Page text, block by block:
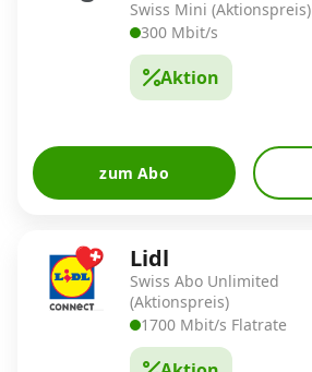
Swiss Mini (Aktionspreis)
300 Mbit/s
Aktion
zum Abo
Lidl
Swiss Abo Unlimited
(Aktionspreis)
1700 Mbit/s Flatrate